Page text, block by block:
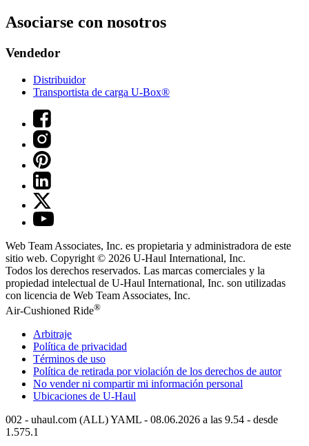
Asociarse con nosotros
Vendedor
Distribuidor
Transportista de carga U-Box®
Web Team Associates, Inc. es propietaria y administradora de este
sitio web. Copyright © 2026 U-Haul International, Inc.
Todos los derechos reservados. Las marcas comerciales y la
propiedad intelectual de U-Haul International, Inc. son utilizadas
con licencia de Web Team Associates, Inc.
Air-Cushioned Ride®
Arbitraje
Política de privacidad
Términos de uso
Política de retirada por violación de los derechos de autor
No vender ni compartir mi información personal
Ubicaciones de U-Haul
002 - uhaul.com (ALL) YAML - 08.06.2026 a las 9.54 - desde
1.575.1